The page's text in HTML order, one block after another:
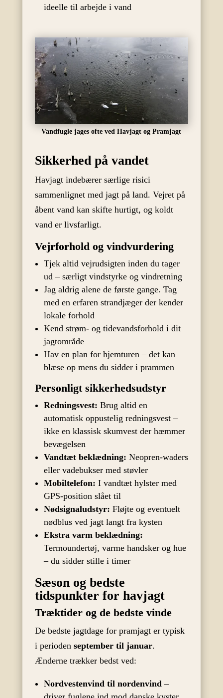
ideelle til arbejde i vand
Vandfugle jages ofte ved Havjagt og Pramjagt
Sikkerhed på vandet
Havjagt indebærer særlige risici
sammenlignet med jagt på land. Vejret på
åbent vand kan skifte hurtigt, og koldt
vand er livsfarligt.
Vejrforhold og vindvurdering
Tjek altid vejrudsigten inden du tager
ud – særligt vindstyrke og vindretning
Jag aldrig alene de første gange. Tag
med en erfaren strandjæger der kender
lokale forhold
Kend strøm- og tidevandsforhold i dit
jagtområde
Hav en plan for hjemturen – det kan
blæse op mens du sidder i prammen
Personligt sikkerhedsudstyr
Redningsvest: Brug altid en
automatisk oppustelig redningsvest –
ikke en klassisk skumvest der hæmmer
bevægelsen
Vandtæt beklædning: Neopren-waders
eller vadebukser med støvler
Mobiltelefon: I vandtæt hylster med
GPS-position slået til
Nødsignaludstyr: Fløjte og eventuelt
nødblus ved jagt langt fra kysten
Ekstra varm beklædning:
Termoundertøj, varme handsker og hue
– du sidder stille i timer
Sæson og bedste
tidspunkter for havjagt
Træktider og de bedste vinde
De bedste jagtdage for pramjagt er typisk
i perioden september til januar.
Ænderne trækker bedst ved:
Nordvestenvind til nordenvind –